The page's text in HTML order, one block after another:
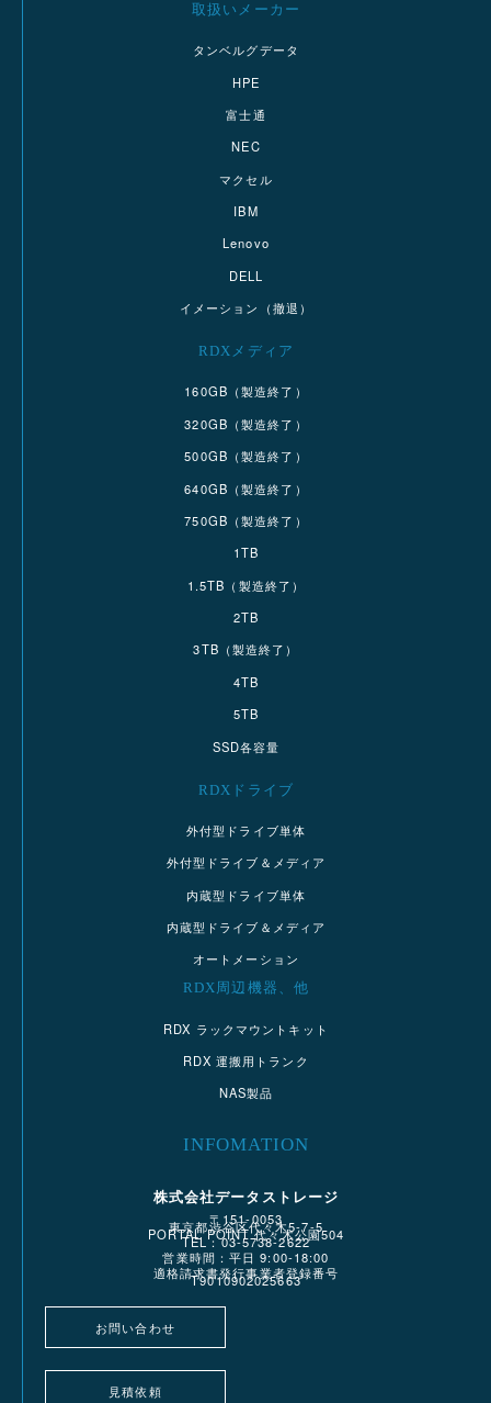
取扱いメーカー
タンベルグデータ
HPE
富士通
NEC
マクセル
IBM
Lenovo
DELL
イメーション（撤退）
RDXメディア
160GB（製造終了）
320GB（製造終了）
500GB（製造終了）
640GB（製造終了）
750GB（製造終了）
1TB
1.5TB（製造終了）
2TB
3TB（製造終了）
4TB
5TB
SSD各容量
RDXドライブ
外付型ドライブ単体
外付型ドライブ＆メディア
内蔵型ドライブ単体
内蔵型ドライブ＆メディア
オートメーション
RDX周辺機器、他
RDX ラックマウントキット
RDX 運搬用トランク
NAS製品
INFOMATION
株式会社データストレージ
〒151-0053
東京都渋谷区代々木5-7-5
PORTAL POINT 代々木公園504
TEL：03-5738-2622
営業時間：平日 9:00-18:00
適格請求書発行事業者登録番号
T9010902025663
お問い合わせ
見積依頼